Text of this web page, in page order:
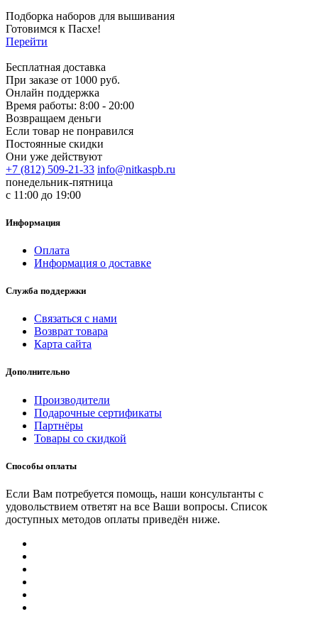
Подборка наборов для вышивания
Готовимся к Пасхе!
Перейти
Бесплатная доставка
При заказе от 1000 руб.
Онлайн поддержка
Время работы: 8:00 - 20:00
Возвращаем деньги
Если товар не понравился
Постоянные скидки
Они уже действуют
+7 (812) 509-21-33 info@nitkaspb.ru
понедельник-пятница
с 11:00 до 19:00
Информация
Оплата
Информация о доставке
Служба поддержки
Связаться с нами
Возврат товара
Карта сайта
Дополнительно
Производители
Подарочные сертификаты
Партнёры
Товары со скидкой
Способы оплаты
Если Вам потребуется помощь, наши консультанты с
удовольствием ответят на все Ваши вопросы. Список
доступных методов оплаты приведён ниже.